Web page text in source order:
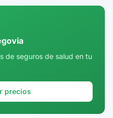
de seguros de salud en tu
precios